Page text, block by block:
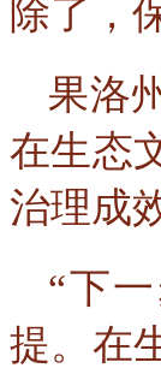
除了，
果洛
在生态
治理成
“下
提。在